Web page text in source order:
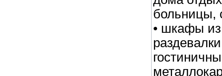
больницы,
• шкафы